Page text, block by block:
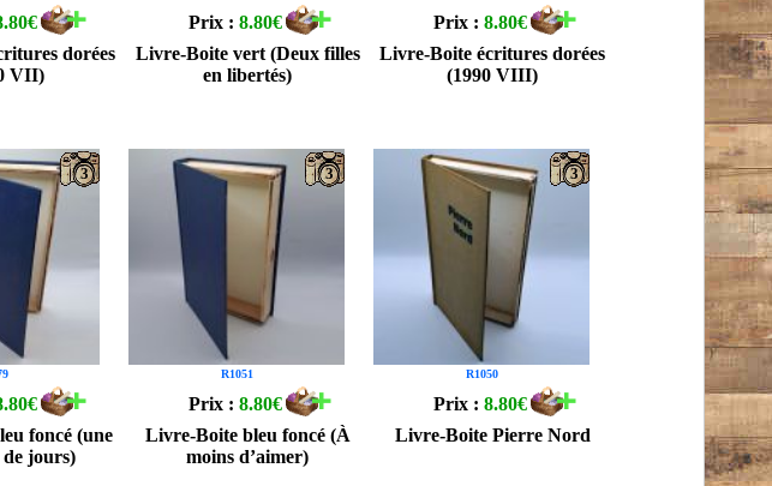
dorées
VII)
Prix :8.80€
Livre-Boite vert (Deux filles
en libertés)
Prix :8.80€
Livre-Boite écritures dorées
(1990 VIII)
3
foncé (une
jours)
R1051
3
Prix :8.80€
Livre-Boite bleu foncé (À
moins d’aimer)
R1050
3
Prix :8.80€
Livre-Boite Pierre Nord